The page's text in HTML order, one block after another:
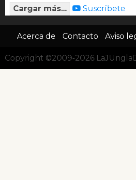
Cargar más... Suscríbete
Acerca de Contacto Aviso
Copyright ©2009-2026